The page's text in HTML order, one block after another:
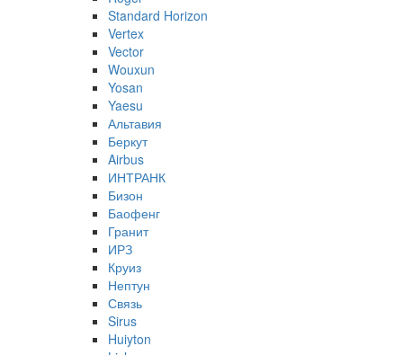
Standard Horizon
Vertex
Vector
Wouxun
Yosan
Yaesu
Альтавия
Беркут
Airbus
ИНТРАНК
Бизон
Баофенг
Гранит
ИРЗ
Круиз
Нептун
Связь
Sirus
Huiyton